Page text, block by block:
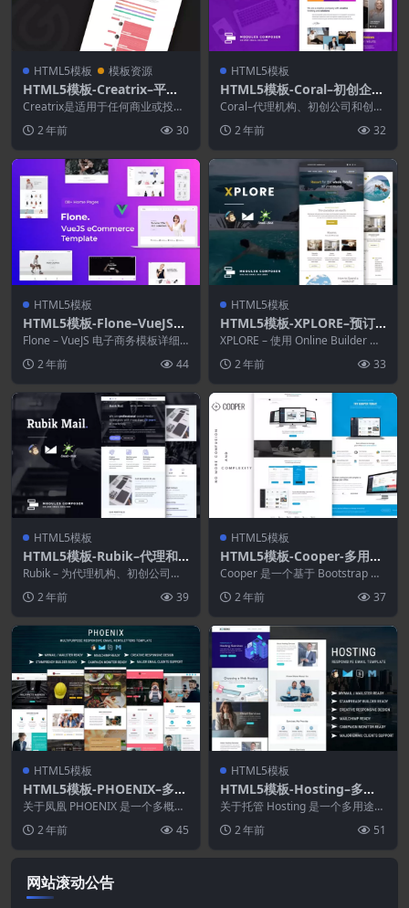
HTML5模板 模板资源
HTML5模板-Creatrix–平面
响应模板
Creatrix是适用于任何商业或投资
应式设计，可...
2 年前 30
HTML5模板
HTML5模板-Coral–初创企业
的响应式电子邮件模板
Coral–代理机构、初创公司和创意
您的启动和服务...
2 年前 32
HTML5模板
HTML5模板-Flone–VueJS
电子商务模板
Flone – VueJS 电子商务模板详细
2 年前 44
HTML5模板
HTML5模板-XPLORE–预订
和旅行响应式电子邮件
XPLORE – 使用 Online Builder 为
2 年前 33
HTML5模板
HTML5模板-Rubik–代理和
启动响应电子邮件
Rubik – 为代理机构、初创公司和
于推广您的启...
2 年前 39
HTML5模板
HTML5模板-Cooper-多用途
HTML模板
Cooper 是一个基于 Bootstrap 的
的...2 年前 37
HTML5模板
HTML5模板-PHOENIX–多概
念响应式电子邮件包
关于凤凰 PHOENIX 是一个多概念
何类型的公司...
2 年前 45
HTML5模板
HTML5模板-Hosting–多用
途响应式电子邮件模板
关于托管 Hosting 是一个多用途的
类型的主机...
2 年前 51
网站滚动公告